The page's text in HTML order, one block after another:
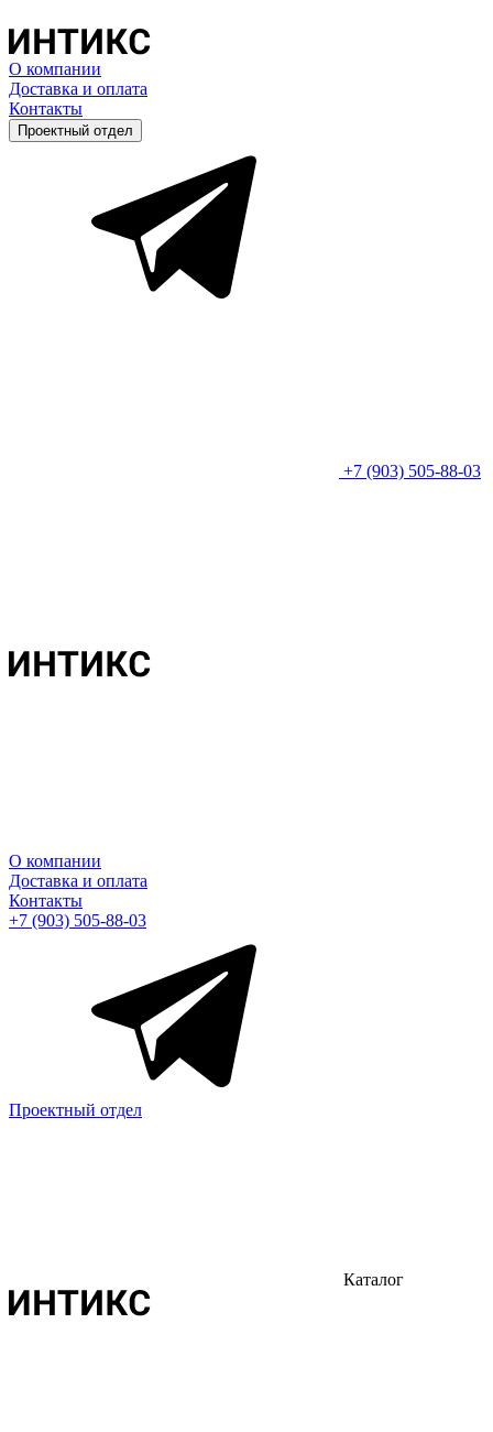
О компании
Доставка и оплата
Контакты
Проектный отдел
+7 (903) 505-88-03
О компании
Доставка и оплата
Контакты
+7 (903) 505-88-03
Проектный отдел
Каталог